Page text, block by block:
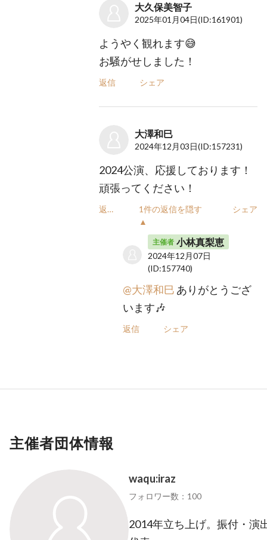
大久保美智子
2025年01月04日(ID:161901)
ようやく観れます😅
お騒がせしました！
返信 シェア
大澤和巳
2024年12月03日(ID:157231)
2024公演、応援しております！
頑張ってください！
返信
1件の返信を隠す
▲
シェア
主催者 小林真梨恵
2024年12月07日
(ID:157740)
@大澤和巳 ありがとうござ
います🎶
返信 シェア
主催者団体情報
waqu:iraz
フォロワー数：100
2014年立ち上げ。振付・演